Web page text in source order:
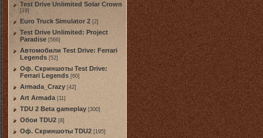
Test Drive Unlimited Solar Crown
[19]
Euro Truck Simulator 2 [2]
Test Drive Unlimited: Project
Paradise [566]
Автомобили Test Drive: Ferrari
Legends [52]
Оф. Скриншоты Test Drive:
Ferrari Legends [60]
Armada_Crazy [42]
Art Armada [11]
TDU 2 Beta gameplay [300]
Обои TDU2 [8]
Оф. Скриншоты TDU2 [195]